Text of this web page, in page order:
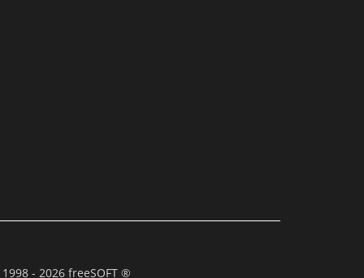
- 2026 freeSOFT ®